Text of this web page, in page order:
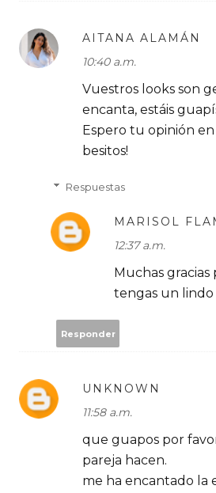
AITANA ALAMÁN
10:40 a.m.
Vuestros looks son
encanta, estáis
Espero tu opinión
besitos!
Respuestas
MARISOL
12:37 a.m.
Muchas gracias
tengas un lindo
Responder
UNKNOWN
11:58 a.m.
que guapos por
pareja hacen.
me ha encantado la